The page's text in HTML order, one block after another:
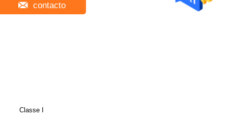
contacto
Classe I